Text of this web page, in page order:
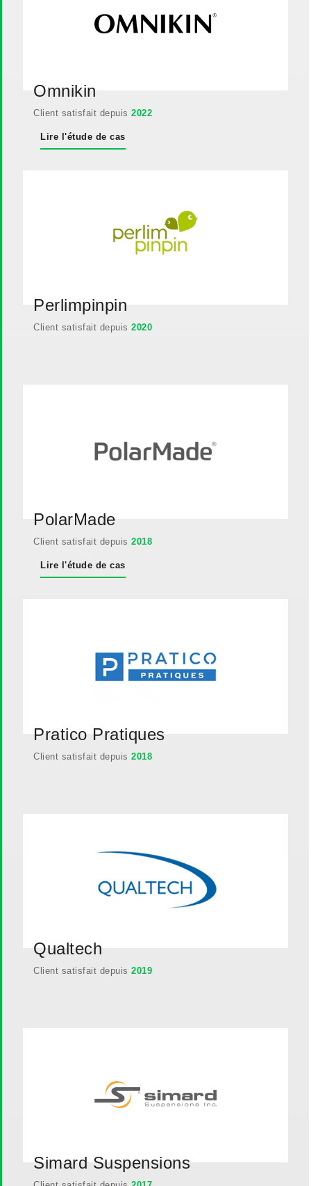
Omnikin
Client satisfait depuis 2022
Lire l'étude de cas
Perlimpinpin
Client satisfait depuis 2020
PolarMade
Client satisfait depuis 2018
Lire l'étude de cas
Pratico Pratiques
Client satisfait depuis 2018
Qualtech
Client satisfait depuis 2019
Simard Suspensions